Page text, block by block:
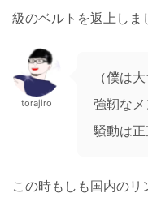
級のベルトを返上しま
torajiro
（僕は
強靭な
騒動は正
この時もしも国内のリ